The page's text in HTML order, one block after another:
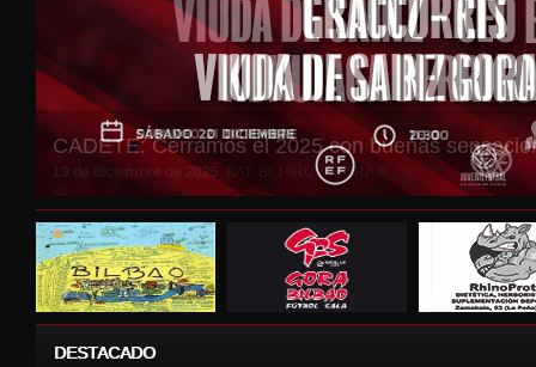
DHJ: Importante partido en Alfaro
18 de diciembre de 2025 : BAT, BI, HIRU ... GORA !!!
DESTACADO